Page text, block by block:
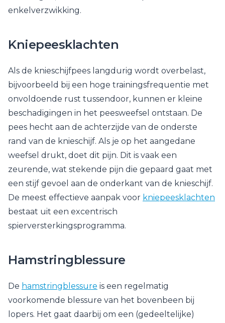
enkelverzwikking.
Kniepeesklachten
Als de knieschijfpees langdurig wordt overbelast,
bijvoorbeeld bij een hoge trainingsfrequentie met
onvoldoende rust tussendoor, kunnen er kleine
beschadigingen in het peesweefsel ontstaan. De
pees hecht aan de achterzijde van de onderste
rand van de knieschijf. Als je op het aangedane
weefsel drukt, doet dit pijn. Dit is vaak een
zeurende, wat stekende pijn die gepaard gaat met
een stijf gevoel aan de onderkant van de knieschijf.
De meest effectieve aanpak voor kniepeesklachten
bestaat uit een excentrisch
spierversterkingsprogramma.
Hamstringblessure
De hamstringblessure is een regelmatig
voorkomende blessure van het bovenbeen bij
lopers. Het gaat daarbij om een (gedeeltelijke)